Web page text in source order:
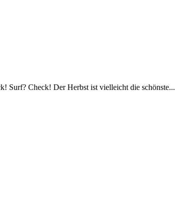
Surf? Check! Der Herbst ist vielleicht die schönste...